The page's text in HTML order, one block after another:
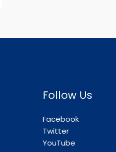
Follow Us
Facebook
Twitter
YouTube